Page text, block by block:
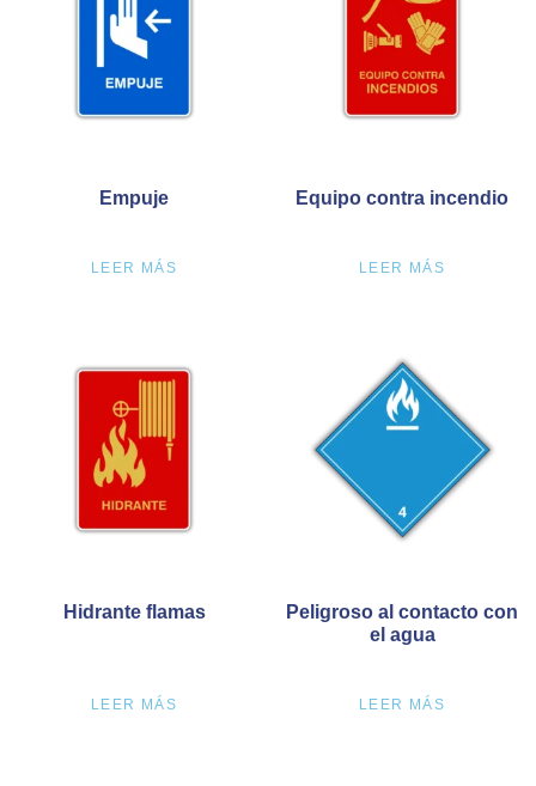
Empuje
LEER MÁS
Equipo contra incendio
LEER MÁS
Hidrante flamas
LEER MÁS
Peligroso al contacto con
el agua
LEER MÁS